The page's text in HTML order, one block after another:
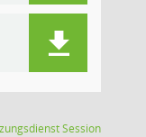
Session(Wird in